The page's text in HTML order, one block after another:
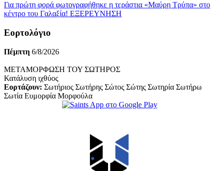
Για πρώτη φορά φωτογραφήθηκε η τεράστια «Μαύρη Τρύπα» στο
κέντρο του Γαλαξία! ΕΞΕΡΕΥΝΗΣΗ
Εορτολόγιο
Πέμπτη 6/8/2026
ΜΕΤΑΜΟΡΦΩΣΗ ΤΟΥ ΣΩΤΗΡΟΣ
Κατάλυση ιχθύος
Εορτάζουν: Σωτήριος Σωτήρης Σώτος Σώτης Σωτηρία Σωτήρω
Σωτία Ευμορφία Μορφούλα